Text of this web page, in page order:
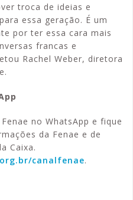
troca de ideias e
essa geração. É um
por ter essa cara mais
francas e
Rachel Weber, diretora
no WhatsApp e fique
da Fenae e de
Caixa.
canalfenae.